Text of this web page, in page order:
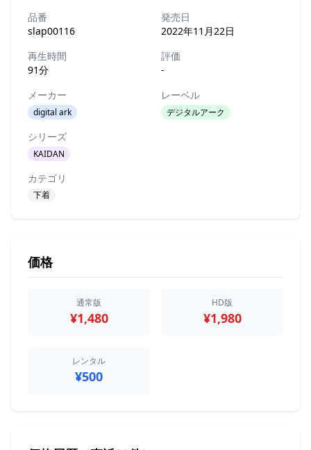
品番
slap00116
発売日
2022年11月22日
再生時間
91分
評価
-
メーカー
digital ark
レーベル
デジタルアーク
シリーズ
KAIDAN
カテゴリ
下着
価格
通常版
¥1,480
HD版
¥1,980
レンタル
¥500